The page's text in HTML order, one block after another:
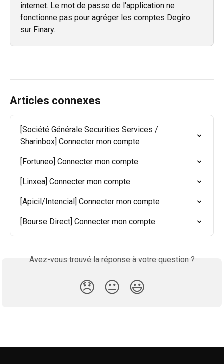
internet. Le mot de passe de l'application ne
fonctionne pas pour agréger les comptes Degiro
sur Finary.
Articles connexes
[Société Générale Securities Services /
Sharinbox] Connecter mon compte
[Fortuneo] Connecter mon compte
[Linxea] Connecter mon compte
[Apicil/Intencial] Connecter mon compte
[Bourse Direct] Connecter mon compte
Avez-vous trouvé la réponse à votre question ?
😞 😐 😃